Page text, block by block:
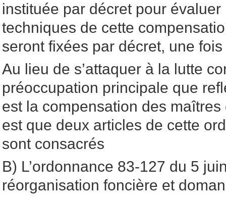
instituée par décret pour
techniques de cette
seront fixées par décret, une fois
Au lieu de s’attaquer à la lutte
préoccupation principale que
est la compensation des maîtres
est que deux articles de cette
sont consacrés
B) L’ordonnance 83-127 du 5
réorganisation foncière et